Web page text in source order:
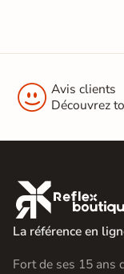
 Avis clients
Découvrez
La référence en
Fort de ses 15 ans